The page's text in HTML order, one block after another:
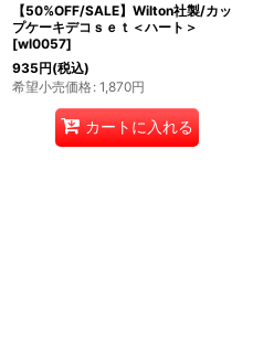
【50%OFF/SALE】Wilton社製/カッ
プケーキデコｓｅｔ＜ハート＞
[wl0057]
935円(税込)
希望小売価格: 1,870円
カートに入れる